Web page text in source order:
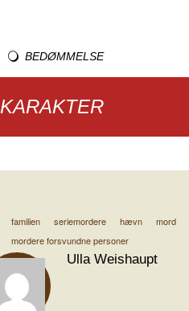
BEDØMMELSE
KARAKTER
familien seriemordere hævn mord
mordere forsvundne personer
Ulla Weishaupt